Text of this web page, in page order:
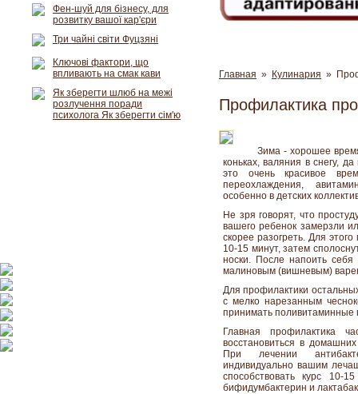
Главная » Кулинария »
Профилактика
Зима - хорошее
коньках, валяния в снегу,
это очень красивое
переохлаждения,
особенно в детских
Не зря говорят, что
вашего ребенок замерзли
скорее разогреть. Для
10-15 минут, затем
носки. После напоить
малиновым (вишневым)
Для профилактики
с мелко нарезанным
принимать поливитаминные
Главная профилактика
восстановиться в
При лечении
индивидуально вашим
способствовать курс 10-
бифидумбактерин и
Фен-шуй для бізнесу, для
розвитку вашої кар'єри
Три чайні світи Фуцзяні
Ключові фактори, що
впливають на смак кави
Як зберегти шлюб на межі
розлучення поради
психолога Як зберегти сім'ю